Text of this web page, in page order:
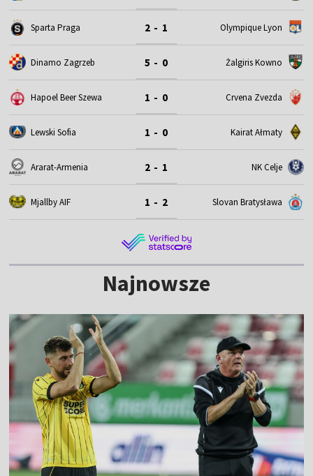
Sparta Praga 2 - 1 Olympique Lyon
Dinamo Zagrzeb 5 - 0 Żalgiris Kowno
Hapoel Beer Szewa 1 - 0 Crvena Zvezda
Lewski Sofia 1 - 0 Kairat Ałmaty
Ararat-Armenia 2 - 1 NK Celje
Mjallby AIF 1 - 2 Slovan Bratysława
Najnowsze